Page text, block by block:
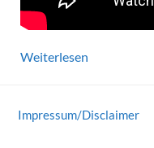
Weiterlesen
Impressum/Disclaimer